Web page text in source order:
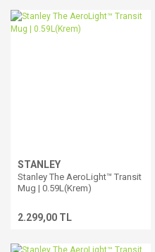
STANLEY
Stanley The AeroLight™ Transit
Mug | 0.59L(Krem)
2.299,00 TL